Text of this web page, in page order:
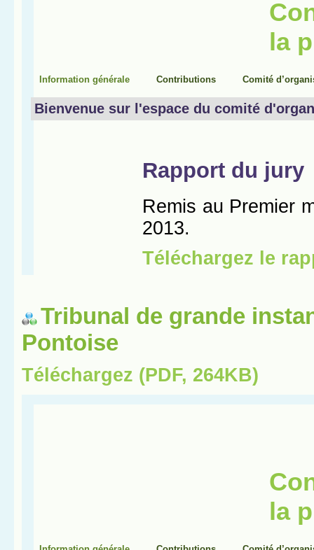
Tribunal de grande
Pontoise
Téléchargez (PDF, 264KB)